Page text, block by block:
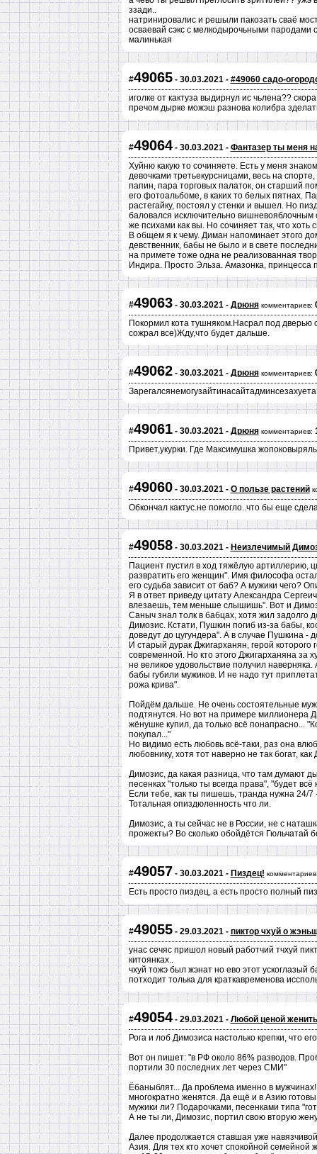
ззади..
натринировалис и решыли пакозать сваё
осваевай сэкс с мелкодырочьными пародами
малинькая
#49065- 30.03.2021 - #49060 садо-
иголке от кактуза выдирнул ис чьлена??
пречом дырке можэш разнова колибра
#49064- 30.03.2021 - Фантазер ты меня
Хуйню какую то сочиняете. Есть у меня
девочками третьекурсницами, весь на
папин, пара торговых палаток, он старший
его фотоальбоме, в каких то белых пятнах.
растегайку, постоял у стенки и вышел. Но
баловался исключительно вишневояблочным
же психами как вы. Но сочиняет так, что
В общем я к чему. Диман напоминает этого
девственник, бабы не было и в свете
на примете тоже одна не реализованная
Индира. Просто Эльза. Амазонка, принцесса
#49063- 30.03.2021 - Дрюня комментариев:
Покормил кота тушняком.Насрал под дверью
сожрал все)Жду,что будет дальше.
#49062- 30.03.2021 - Дрюня комментариев:
#49061- 30.03.2021 - Дрюня комментариев:
Привет,укурки. Где Максимушка
#49060- 30.03.2021 - О пользе растений
Обкончал кактус.не помогло..что бы еще
#49058- 30.03.2021 - Неизлечимый
Пациент пустил в ход тяжёлую артиллерию,
развратить его женщин". Имя философа
его судьба зависит от баб? А мужики чего?
Я в ответ приведу цитату Александра
влезаешь, тем меньше слышишь". Вот и
Саныч знал толк в бабцах, хотя жил задолго
Димозис. Кстати, Пушкин погиб из-за бабы,
доведут до цугундера". А в случае Пушкина -
И старый дурак Джигарханян, герой
современной. Но кто этого Джигарханяна за
не великое удовольствие получил
бабы губили мужиков. И не надо тут
рожа крива".
Пойдём дальше. Не очень состоятельные
подтянутся. Но вот на примере миллионера
жёнушке купил, да только всё понапрасно...
покупал..."
Но видимо есть любовь всё-таки, раз она
любовнику, хотя тот наверно не так богат, как
Димозис, да какая разница, что там думают
песенках "только ты всегда права", "будет
Если тебе, как ты пишешь, транда нужна 24/
Тотальная опиздюленность что ли.
Димозис, а ты сейчас не в России, не с
прожекты? Во сколько обойдётся Гюльчатай
#49057 - 30.03.2021 - Пиздец!
Есть просто пиздец, а есть просто полный
#49055- 29.03.2021 - пиктор чхуй о
унас сечяс пришол новый работчий тчхуй
китоянках..
чхуй тожэ был жэнат но ево этот ускоглазый
потходит толька для краткавременова
#49054- 29.03.2021 - Любой ценой
Рога и лоб Димозиса настолько крепки, что
Вот он пишет: "в РФ около 86% разводов.
портили 30 последних лет через СМИ"
Ёбаныблят... Да проблема именно в
многократно женятся. Да ещё и в Азию
мужики ли? Подарочками, песенками типа
А не ты ли, Димозис, портил свою вторую
Далее продолжается ставшая уже
Азия. Для тех кто хочет спокойной семейной